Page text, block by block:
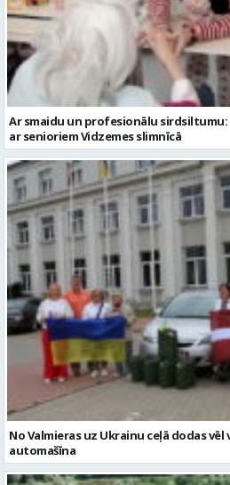
Ar smaidu un profesionālu sirdsiltumu:
ar senioriem Vidzemes slimnīcā
No Valmieras uz Ukrainu ceļā dodas
automašīna